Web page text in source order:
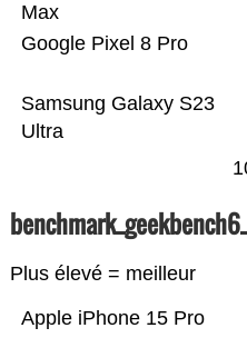
Samsung Galaxy S23
Ultra
Google Pixel 8 Pro
Max
Plus élevé = meilleur
Apple iPhone 15 Pro